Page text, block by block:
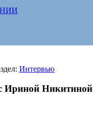
Интервью
Ириной Никитиной